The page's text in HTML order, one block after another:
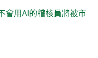
會用AI的稽核員將被市